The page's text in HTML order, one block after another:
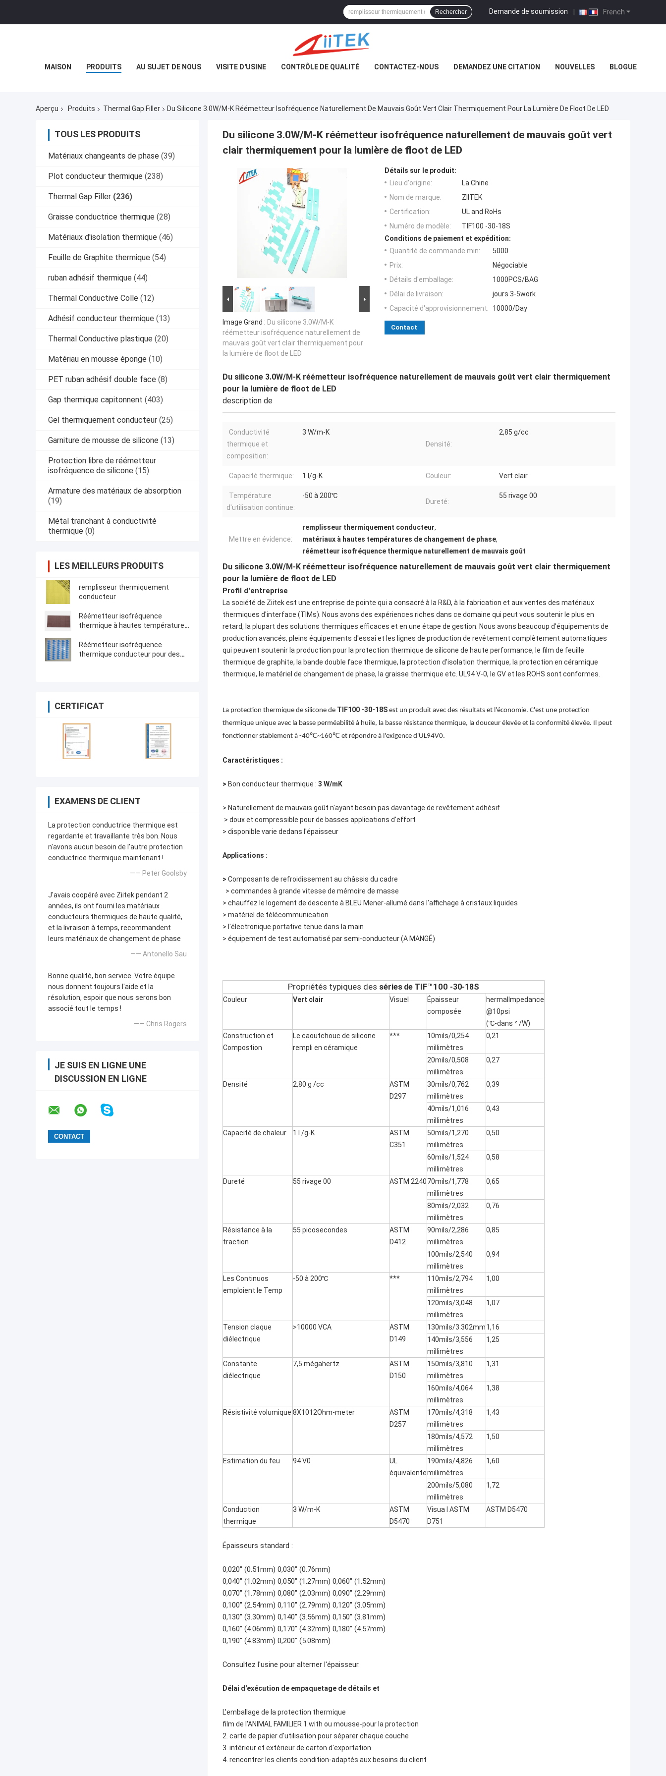
French
Demande de soumission |
Rechercher
MAISON PRODUITS AU SUJET DE NOUS VISITE D'USINE CONTRÔLE DE QUALITÉ CONTACTEZ-NOUS DEMANDEZ UNE CITATION NOUVELLES BLOGUE
Aperçu Produits Thermal Gap Filler Du Silicone 3.0W/M-K Réémetteur Isofréquence Naturellement De Mauvais Goût Vert Clair Thermiquement Pour La Lumière De Floot De LED
TOUS LES PRODUITS
Matériaux changeants de phase (39)
Plot conducteur thermique (238)
Thermal Gap Filler (236)
Graisse conductrice thermique (28)
Matériaux d'isolation thermique (46)
Feuille de Graphite thermique (54)
ruban adhésif thermique (44)
Thermal Conductive Colle (12)
Adhésif conducteur thermique (13)
Thermal Conductive plastique (20)
Matériau en mousse éponge (10)
PET ruban adhésif double face (8)
Gap thermique capitonnent (403)
Gel thermiquement conducteur (25)
Garniture de mousse de silicone (13)
Protection libre de réémetteur
isofréquence de silicone (15)
Armature des matériaux de absorption
(19)
Métal tranchant à conductivité
thermique (0)
LES MEILLEURS PRODUITS
remplisseur thermiquement
conducteur
Réémetteur isofréquence
thermique à hautes températures,
conductrice 50 shore00 en
caoutchouc de silicone
Réémetteur isofréquence
thermique conducteur pour des
CERTIFICAT
EXAMENS DE CLIENT
La protection conductrice thermique est
regardante et travaillante très bon. Nous
n'avons aucun besoin de l'autre protection
conductrice thermique maintenant !
—— Peter Goolsby
J'avais coopéré avec Ziitek pendant 2
années, ils ont fourni les matériaux
conducteurs thermiques de haute qualité,
et la livraison à temps, recommandent
leurs matériaux de changement de phase
—— Antonello Sau
Bonne qualité, bon service. Votre équipe
nous donnent toujours l'aide et la
résolution, espoir que nous serons bon
associé tout le temps !
—— Chris Rogers
JE SUIS EN LIGNE UNE
DISCUSSION EN LIGNE
Du silicone 3.0W/M-K réémetteur isofréquence naturellement de mauvais goût vert
clair thermiquement pour la lumière de floot de LED
Image Grand : Du silicone 3.0W/M-K
réémetteur isofréquence naturellement de
mauvais goût vert clair thermiquement pour
la lumière de floot de LED
Détails sur le produit:
Lieu d'origine:
La Chine
Nom de marque:
ZIITEK
Certification:
UL and RoHs
Numéro de modèle:
TIF100 -30-18S
Conditions de paiement et expédition:
Quantité de commande min:
5000
Prix:
Négociable
Détails d'emballage:
1000PCS/BAG
Délai de livraison:
jours 3-5work
Capacité d'approvisionnement:
10000/Day
Contact
Du silicone 3.0W/M-K réémetteur isofréquence naturellement de mauvais goût vert clair thermiquement
pour la lumière de floot de LED
description de
Conductivité
thermique et
composition:
3 W/m-K
Densité:
2,85 g/cc
Capacité thermique: 1 l/g-K Couleur: Vert clair
Température
d'utilisation continue:
-50 à 200℃
Dureté:
55 rivage 00
Mettre en évidence:
remplisseur thermiquement conducteur,
matériaux à hautes températures de changement de phase,
réémetteur isofréquence thermique naturellement de mauvais goût
Du silicone 3.0W/M-K réémetteur isofréquence naturellement de mauvais goût vert clair thermiquement
pour la lumière de floot de LED
Profil d'entreprise
La société de Ziitek est une entreprise de pointe qui a consacré à la R&D, à la fabrication et aux ventes des matériaux
thermiques d'interface (TIMs). Nous avons des expériences riches dans ce domaine qui peut vous soutenir le plus en
retard, la plupart des solutions thermiques efficaces et en une étape de gestion. Nous avons beaucoup d'équipements de
production avancés, pleins équipements d'essai et les lignes de production de revêtement complètement automatiques
qui peuvent soutenir la production pour la protection thermique de silicone de haute performance, le film de feuille
thermique de graphite, la bande double face thermique, la protection d'isolation thermique, la protection en céramique
thermique, le matériel de changement de phase, la graisse thermique etc. UL94 V-0, le GV et les ROHS sont conformes.
La protection thermique de silicone de TIF100 -30-18S est un produit avec des résultats et l'économie. C'est une protection
thermique unique avec la basse perméabilité à huile, la basse résistance thermique, la douceur élevée et la conformité élevée. Il peut
fonctionner stablement à -40℃~160℃ et répondre à l'exigence d'UL94V0.
Caractéristiques :
> Bon conducteur thermique : 3 W/mK
> Naturellement de mauvais goût n'ayant besoin pas davantage de revêtement adhésif
> doux et compressible pour de basses applications d'effort
> disponible varie dedans l'épaisseur
Applications :
> Composants de refroidissement au châssis du cadre
> commandes à grande vitesse de mémoire de masse
> chauffez le logement de descente à BLEU Mener-allumé dans l'affichage à cristaux liquides
> matériel de télécommunication
> l'électronique portative tenue dans la main
> équipement de test automatisé par semi-conducteur (A MANGÉ)
Propriétés typiques des séries de TIF™100 -30-18S
Couleur Vert clair Visuel
Épaisseur
composée
hermalImpedance
@10psi
(℃-dans ² /W)
Construction et
Compostion
Le caoutchouc de silicone
rempli en céramique
***
10mils/0,254
millimètres
0,21
20mils/0,508
millimètres
0,27
Densité 2,80 g /cc
ASTM
D297
30mils/0,762
millimètres
0,39
40mils/1,016
millimètres
0,43
Capacité de chaleur 1 l /g-K
ASTM
C351
50mils/1,270
millimètres
0,50
60mils/1,524
millimètres
0,58
Dureté 55 rivage 00 ASTM 224070mils/1,778
millimètres
0,65
80mils/2,032
millimètres
0,76
Résistance à la
traction
55 picosecondes
ASTM
D412
90mils/2,286
millimètres
0,85
100mils/2,540
millimètres
0,94
Les Continuos
emploient le Temp
-50 à 200℃ ***
110mils/2,794
millimètres
1,00
120mils/3,048
millimètres
1,07
Tension claque
diélectrique
>10000 VCA
ASTM
D149
130mils/3.302mm1,16
140mils/3,556
millimètres
1,25
Constante
diélectrique
7,5 mégahertz
ASTM
D150
150mils/3,810
millimètres
1,31
160mils/4,064
millimètres
1,38
Résistivité volumique 8X1012Ohm-meter
ASTM
D257
170mils/4,318
millimètres
1,43
180mils/4,572
millimètres
1,50
Estimation du feu 94 V0
UL
équivalente
190mils/4,826
millimètres
1,60
200mils/5,080
millimètres
1,72
Conduction
thermique
3 W/m-K
ASTM
D5470
Visua l ASTM
D751
ASTM D5470
Épaisseurs standard :
0,020" (0.51mm) 0,030" (0.76mm)
0,040" (1.02mm) 0,050" (1.27mm) 0,060" (1.52mm)
0,070" (1.78mm) 0,080" (2.03mm) 0,090" (2.29mm)
0,100" (2.54mm) 0,110" (2.79mm) 0,120" (3.05mm)
0,130" (3.30mm) 0,140" (3.56mm) 0,150" (3.81mm)
0,160" (4.06mm) 0,170" (4.32mm) 0,180" (4.57mm)
0,190" (4.83mm) 0,200" (5.08mm)
Consultez l'usine pour alterner l'épaisseur.
Délai d'exécution de empaquetage de détails et
L'emballage de la protection thermique
film de l'ANIMAL FAMILIER 1.with ou mousse-pour la protection
2. carte de papier d'utilisation pour séparer chaque couche
3. intérieur et extérieur de carton d'exportation
4. rencontrer les clients condition-adaptés aux besoins du client